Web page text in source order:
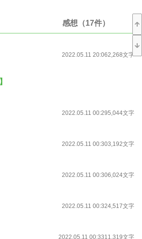
位)
感想（17件）
2022.05.11 20:062,268文字
2022.05.11 00:295,044文字
2022.05.11 00:303,192文字
2022.05.11 00:306,024文字
2022.05.11 00:324,517文字
2022.05.11 00:3311,319文字